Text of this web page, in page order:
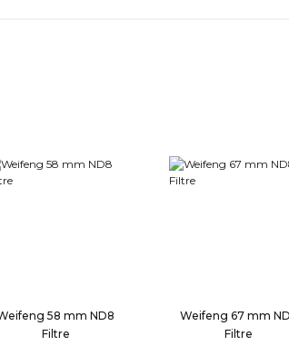
58 mm ND8
Filtre
Weifeng 67 mm
Filtre